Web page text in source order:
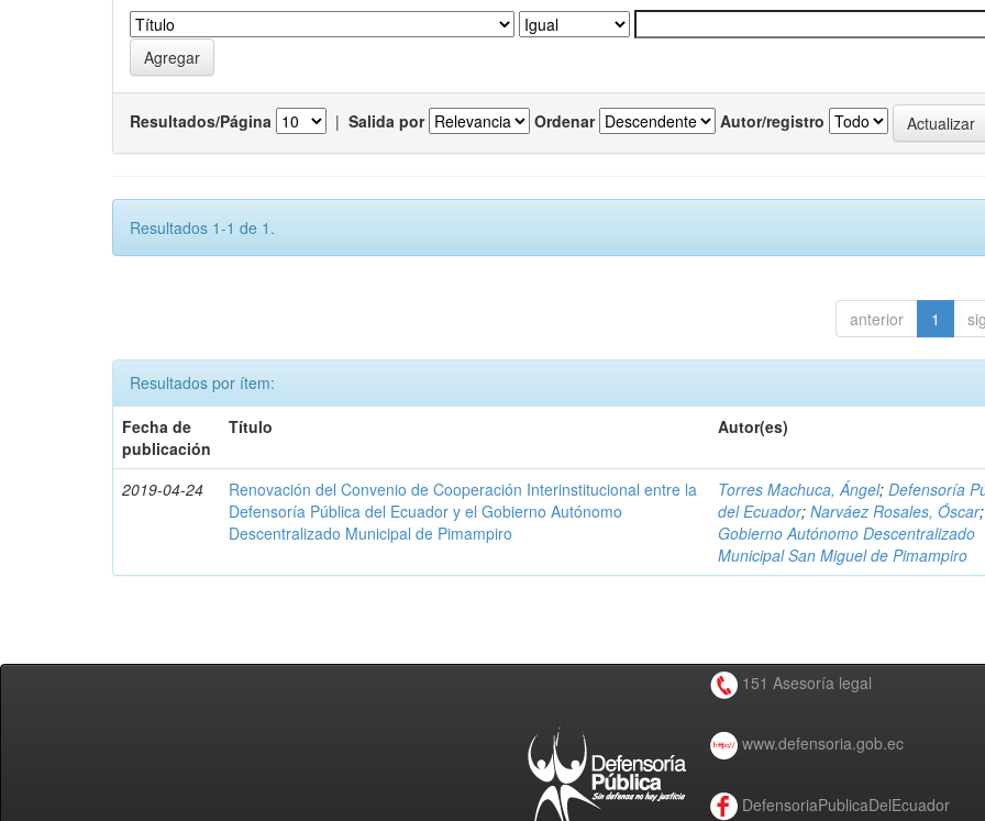
Resultados/Página | Salida por Ordenar Autor/registro
Resultados 1-1 de 1.
anterior 1
Resultados por ítem:
Fecha de
publicación
Título Autor(es)
2019-04-24
Renovación del Convenio de Cooperación Interinstitucional entre la
Defensoría Pública del Ecuador y el Gobierno Autónomo
Descentralizado Municipal de Pimampiro
Torres Machuca, Ángel;Defensoría
del Ecuador;Narváez Rosales, Óscar;
Gobierno Autónomo Descentralizado
Municipal San Miguel de Pimampiro
151 Asesoría legal
www.defensoria.gob.ec
DefensoriaPublicaDelEcuador